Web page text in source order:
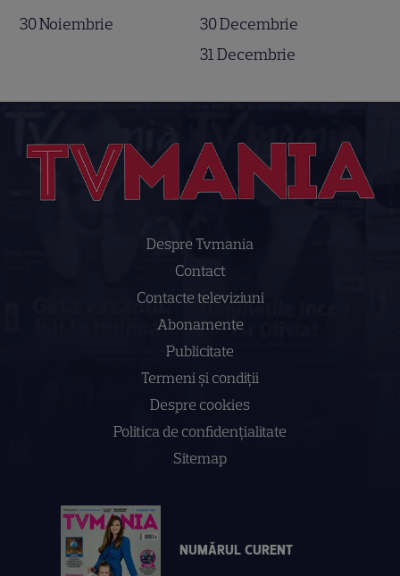
30 Noiembrie
30 Decembrie
31 Decembrie
Despre Tvmania
Contact
Contacte televiziuni
Abonamente
Publicitate
Termeni și condiții
Despre cookies
Politica de confidenţialitate
Sitemap
NUMĂRUL CURENT